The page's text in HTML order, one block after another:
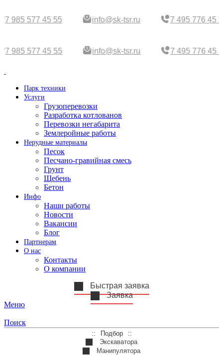
7 985 577 45 55 info@sk-tsr.ru 7 495 776 45
7 985 577 45 55 info@sk-tsr.ru 7 495 776 45
Парк техники
Услуги
Грузоперевозки
Разработка котлованов
Перевозки негабарита
Землеройные работы
Нерудные материалы
Песок
Песчано-гравийная смесь
Грунт
Щебень
Бетон
Инфо
Наши работы
Новости
Вакансии
Блог
Партнерам
О нас
Контакты
О компании
Быстрая заявка
Заявка
Меню
Поиск
Подбор
Экскаватора
Манипулятора